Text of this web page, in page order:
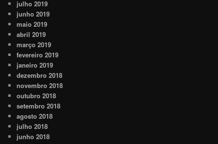
julho 2019
junho 2019
maio 2019
abril 2019
março 2019
fevereiro 2019
janeiro 2019
dezembro 2018
novembro 2018
outubro 2018
setembro 2018
agosto 2018
julho 2018
junho 2018